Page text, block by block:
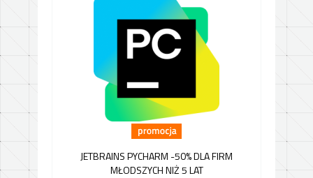
JETBRAINS PYCHARM -50% DLA FIRM
MŁODSZYCH NIŻ 5 LAT